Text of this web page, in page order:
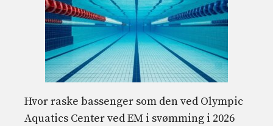
Hvor raske bassenger som den ved Olympic
Aquatics Center ved EM i svømming i 2026